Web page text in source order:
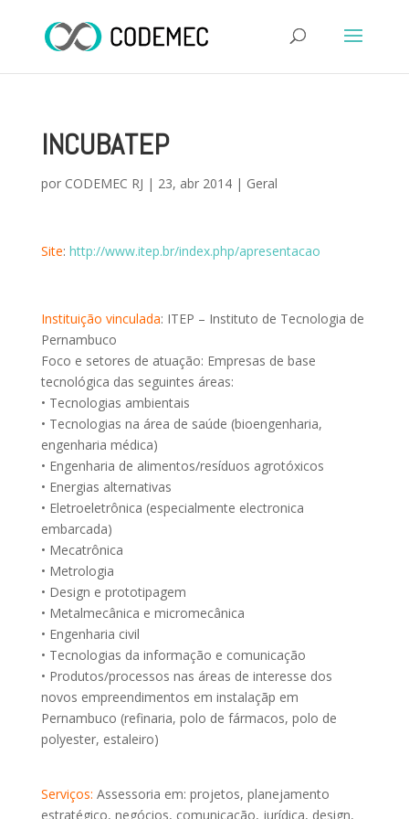
INCUBATEP
por CODEMEC RJ | 23, abr 2014| Geral
Site: http://www.itep.br/index.php/apresentacao
Instituição vinculada: ITEP – Instituto de Tecnologia de
Pernambuco
Foco e setores de atuação: Empresas de base
tecnológica das seguintes áreas:
• Tecnologias ambientais
• Tecnologias na área de saúde (bioengenharia,
engenharia médica)
• Engenharia de alimentos/resíduos agrotóxicos
• Energias alternativas
• Eletroeletrônica (especialmente electronica
embarcada)
• Mecatrônica
• Metrologia
• Design e prototipagem
• Metalmecânica e micromecânica
• Engenharia civil
• Tecnologias da informação e comunicação
• Produtos/processos nas áreas de interesse dos
novos empreendimentos em instalaçãp em
Pernambuco (refinaria, polo de fármacos, polo de
polyester, estaleiro)
Serviços: Assessoria em: projetos, planejamento
estratégico, negócios, comunicação, jurídica, design,